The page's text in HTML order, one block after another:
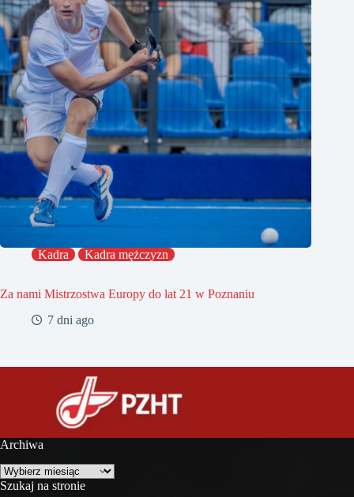
Kadra Kadra mężczyzn
Za nami Mistrzostwa Europy do lat 21 w Poznaniu
7 dni ago
Archiwa
Archiwa
Szukaj na stronie